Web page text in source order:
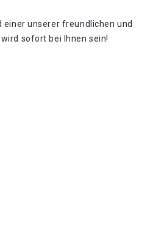
einer unserer freundlichen und
sofort bei Ihnen sein!